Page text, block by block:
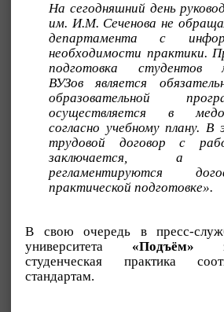
На сегодняшний день
им. И.М. Сеченова не
департамента с
необходимости практики.
подготовка студентов
ВУЗов является
образовательной
осуществляется в
согласно учебному плану. В
трудовой договор с
заключается, а
регламентируются
практической подготовке».
В свою очередь в пресс-
университета «Подъём»
студенческая практика
стандартам.